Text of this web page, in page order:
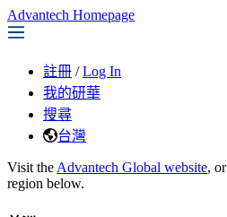
Advantech Homepage
註冊 / Log In
我的研華
搜尋
台灣
Visit the Advantech Global website,
region below.